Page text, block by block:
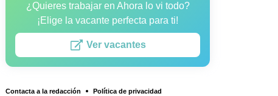
¿Quieres trabajar en Ahora lo vi todo?
¡Elige la vacante perfecta para ti!
Ver vacantes
Contacta a la redacción
Política de privacidad